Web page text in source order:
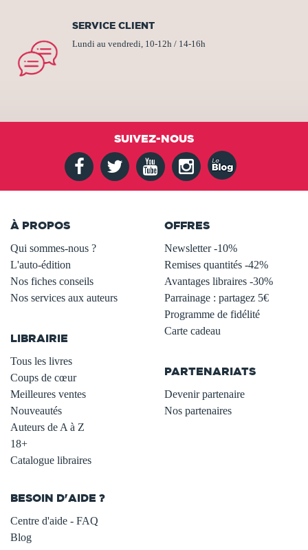
SERVICE CLIENT
Lundi au vendredi, 10-12h / 14-16h
SUIVEZ-NOUS
À PROPOS
Qui sommes-nous ?
L'auto-édition
Nos fiches conseils
Nos services aux auteurs
LIBRAIRIE
Tous les livres
Coups de cœur
Meilleures ventes
Nouveautés
Auteurs de A à Z
18+
Catalogue libraires
OFFRES
Newsletter -10%
Remises quantités -42%
Avantages libraires -30%
Parrainage : partagez 5€
Programme de fidélité
Carte cadeau
PARTENARIATS
Devenir partenaire
Nos partenaires
BESOIN D'AIDE ?
Centre d'aide - FAQ
Blog